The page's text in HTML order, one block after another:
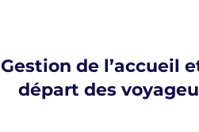
Gestion de l’accueil
départ des